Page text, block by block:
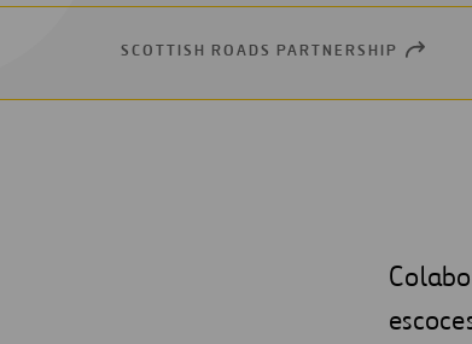
SCOTTISH ROADS PARTNERSHIP OPEN
WINDOW